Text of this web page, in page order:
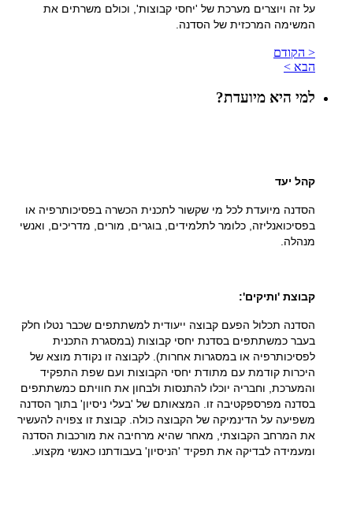
על זה ויוצרים מערכת של 'יחסי קבוצות', וכולם משרתים את
המשימה המרכזית של הסדנה.
< הקודם
הבא >
למי היא מיועדת?
קהל יעד
הסדנה מיועדת לכל מי שקשור לתכנית הכשרה בפסיכותרפיה או
בפסיכואנליזה, כלומר לתלמידים, בוגרים, מורים, מדריכים, ואנשי
מנהלה.
קבוצת 'ותיקים':
הסדנה תכלול הפעם קבוצה ייעודית למשתתפים שכבר נטלו חלק
בעבר כמשתתפים בסדנת יחסי קבוצות (במסגרת התכנית
לפסיכותרפיה או במסגרות אחרות). לקבוצה זו נקודת מוצא של
היכרות קודמת עם מתודת יחסי הקבוצות ועם שפת התפקיד
והמערכת, וחבריה יוכלו להתנסות ולבחון את חוויתם כמשתתפים
בסדנה מפרספקטיבה זו. המצאותם של 'בעלי ניסיון' בתוך הסדנה
משפיעה על הדינמיקה של הקבוצה כולה. קבוצת זו צפויה להעשיר
את המרחב הקבוצתי, מאחר שהיא מרחיבה את מורכבות הסדנה
ומעמידה לבדיקה את תפקיד 'הניסיון' בעבודתנו כאנשי מקצוע.